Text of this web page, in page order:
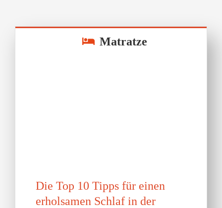
Matratze
Die Top 10 Tipps für einen
erholsamen Schlaf in der